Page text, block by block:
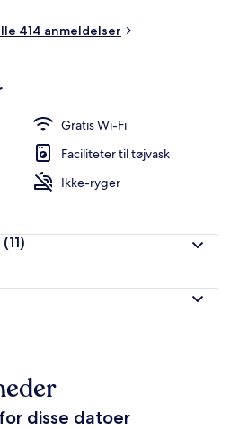
Deluxe-dobbeltværelse (One
414 anmeldelser
Gratis Wi-Fi
Faciliteter til tøjvask
Ikke-ryger
(11)
disse datoer